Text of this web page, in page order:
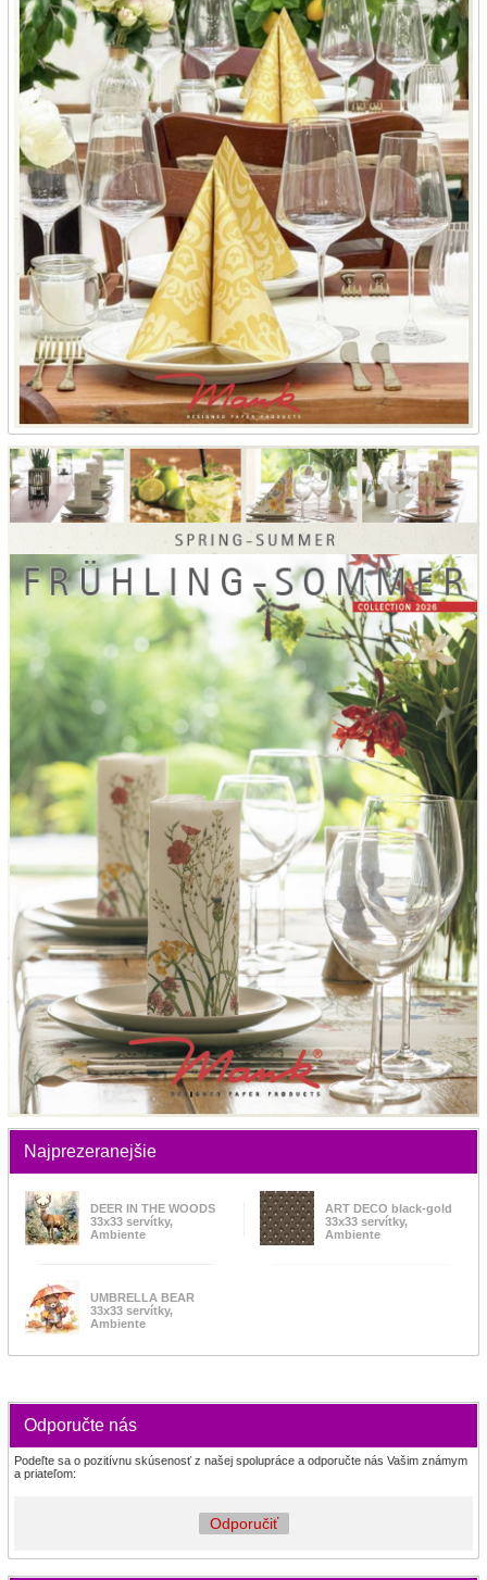
Najprezeranejšie
DEER IN THE WOODS
33x33 servítky,
Ambiente
ART DECO black-gold
33x33 servítky,
Ambiente
UMBRELLA BEAR
33x33 servítky,
Ambiente
Odporučte nás
Podeľte sa o pozitívnu skúsenosť z našej spolupráce a odporučte nás Vašim známym
a priateľom:
Odporučiť